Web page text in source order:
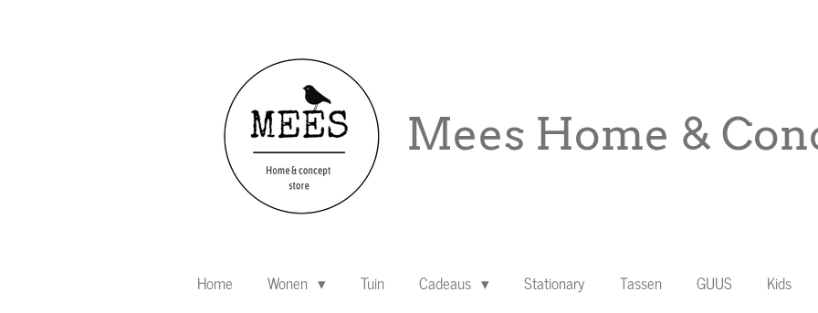
Mees Home &
Home Wonen Tuin Cadeaus Stationary Tassen GUUS Kids